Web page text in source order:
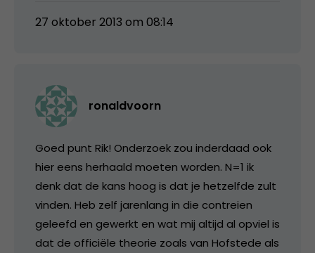
27 oktober 2013 om 08:14
ronaldvoorn
Goed punt Rik! Onderzoek zou inderdaad ook
hier eens herhaald moeten worden. N=1 ik
denk dat de kans hoog is dat je hetzelfde zult
vinden. Heb zelf jarenlang in die contreien
geleefd en gewerkt en wat mij altijd al opviel is
dat de officiële theorie zoals van Hofstede als